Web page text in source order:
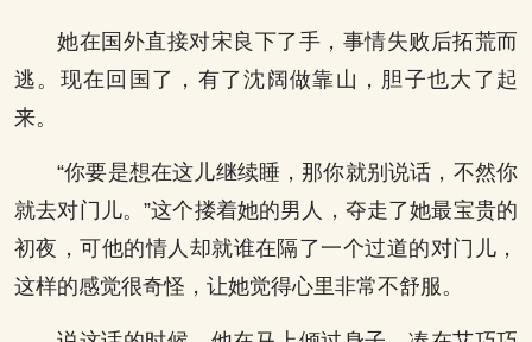
她在国外直接对宋良下了手，事情失败后拓荒而
逃。现在回国了，有了沈阔做靠山，胆子也大了起
来。
“你要是想在这儿继续睡，那你就别说话，不然你
就去对门儿。”这个搂着她的男人，夺走了她最宝贵的
初夜，可他的情人却就谁在隔了一个过道的对门儿，
这样的感觉很奇怪，让她觉得心里非常不舒服。